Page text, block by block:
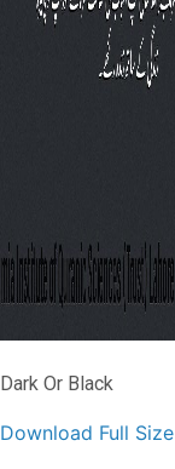
Dark Or Black
Download Full Size